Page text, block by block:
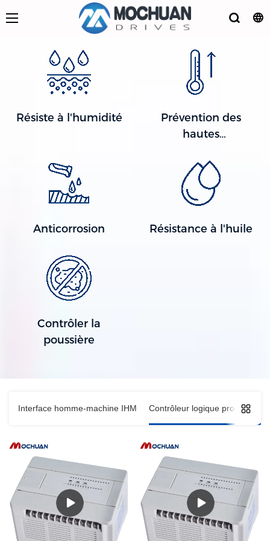
Résiste à l'humidité
Prévention des
hautes
Anticorrosion Résistance à l'huile
Contrôler la
poussière
Interface homme-machine IHM Contrôleur logique